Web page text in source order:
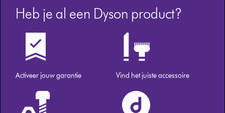
Heb je al een Dyson product?
Activeer jouw garantie Vind het juiste accessoire